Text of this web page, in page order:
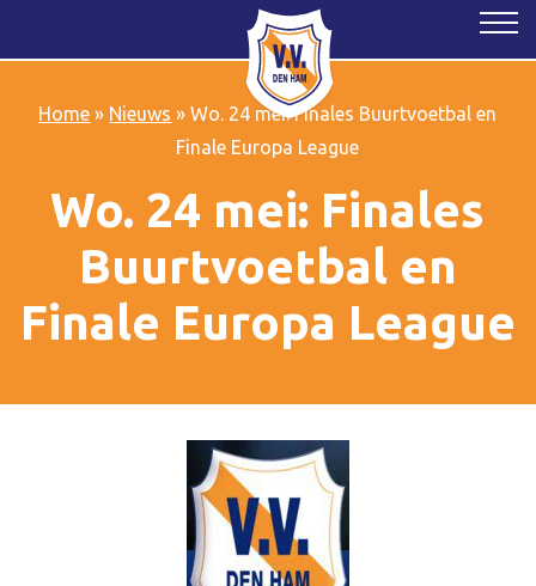
Home » Nieuws »Wo. 24 mei: Finales Buurtvoetbal en
Finale Europa League
Wo. 24 mei: Finales
Buurtvoetbal en
Finale Europa League